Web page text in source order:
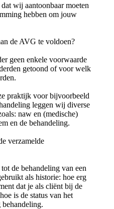
wij aantoonbaar moeten
hebben om jouw
de AVG te voldoen?
geen enkele voorwaarde
getoond of voor welk
praktijk voor bijvoorbeeld
leggen wij diverse
naw en (medische)
en de behandeling.
verzamelde
de behandeling van een
als historie: hoe erg
dat je als cliënt bij de
is de status van het